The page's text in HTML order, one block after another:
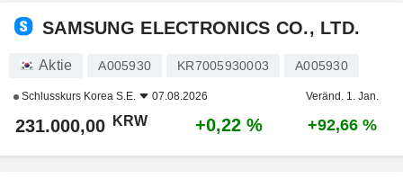
SAMSUNG ELECTRONICS CO., LTD.
Aktie A005930 KR7005930003 A005930
Schlusskurs Korea S.E. 07.08.2026 Veränd. 1. Jan.
231.000,00 KRW +0,22 % +92,66 %